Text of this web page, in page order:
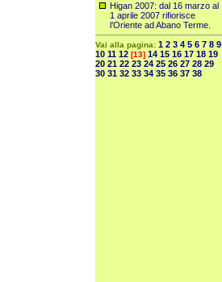
Higan 2007: dal 16 marzo al
1 aprile 2007 rifiorisce
l’Oriente ad Abano Terme.
Vai alla pagina: 1 2 3 4 5 6 7 8 9
10 11 12 [13] 14 15 16 17 18 19
20 21 22 23 24 25 26 27 28 29
30 31 32 33 34 35 36 37 38